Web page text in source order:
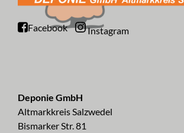
Facebook Instagram
Deponie GmbH
Altmarkkreis Salzwedel
Bismarker Str. 81